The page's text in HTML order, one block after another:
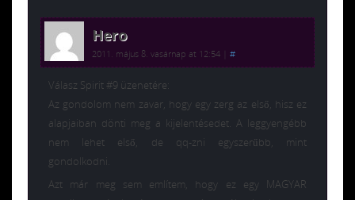
Hero
2011. május 8. vasárnap at 12:54 #
Válasz Spirit #9 üzenetére:
Az gondolom nem zavar, hogy egy zerg az első, hisz ez
alapjaiban dönti meg a kijelentésedet. A leggyengébb
nem lehet első, de qq-zni egyszerűbb, mint
gondolkodni.
Azt már meg sem említem, hogy ez egy MAGYAR